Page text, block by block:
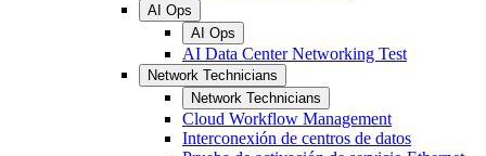
AI Ops
AI Ops
AI Data Center Networking Test
Network Technicians
Network Technicians
Cloud Workflow Management
Interconexión de centros de datos